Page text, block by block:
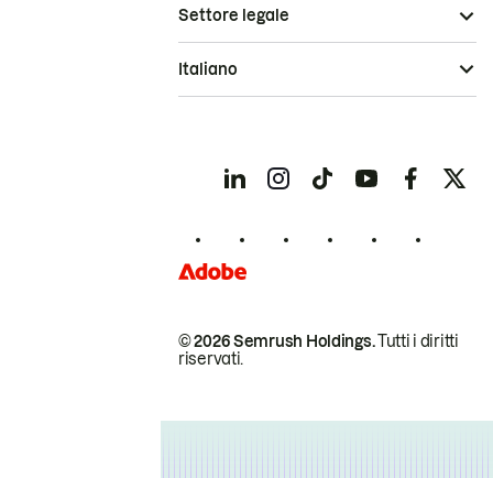
© 2026 Semrush Holdings.Tutti i diritti
riservati.
Settore legale
Italiano